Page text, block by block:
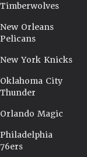
Timberwolves
New Orleans
Pelicans
New York Knicks
Oklahoma City
Thunder
Orlando Magic
Philadelphia
76ers